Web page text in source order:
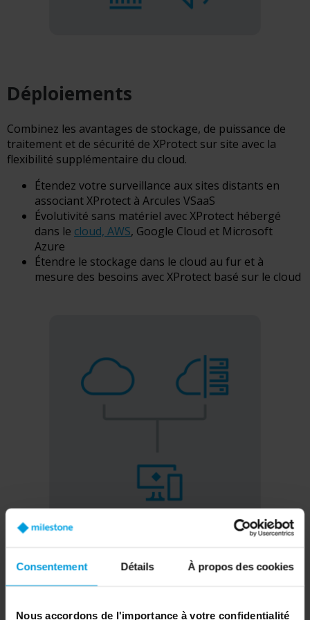
Consentement Détails À propos des cookies
Nous accordons de l'importance à votre confidentialité
Déploiements
Combinez les avantages de stockage, de puissance de
traitement et de sécurité de XProtect sur site avec la
flexibilité supplémentaire du cloud.
Étendez votre surveillance aux sites distants en
associant XProtect à Arcules VSaaS
Évolutivité sans matériel avec XProtect hébergé
dans le cloud, AWS, Google Cloud et Microsoft
Azure
Étendre le stockage dans le cloud au fur et à
mesure des besoins avec XProtect basé sur le cloud
Milestone Interconnect